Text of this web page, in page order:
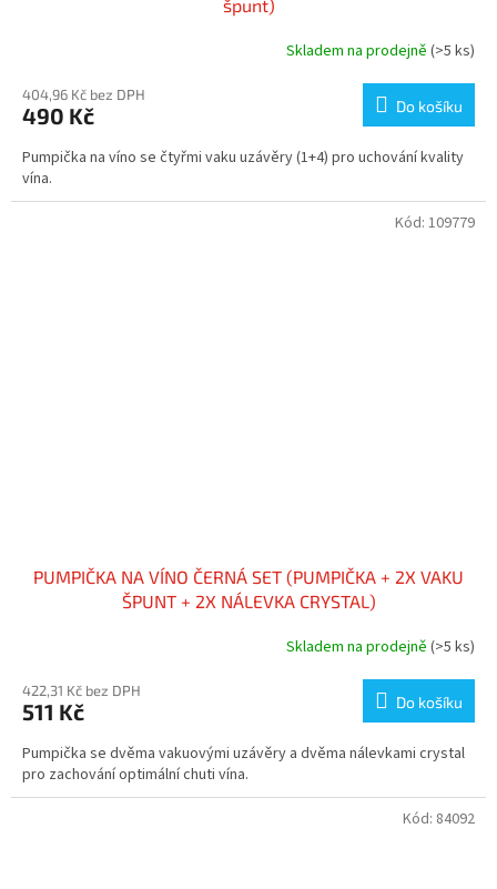
špunt)
Skladem na prodejně (>5 ks)
404,96 Kč bez DPH
490 Kč Do košíku
Pumpička na víno se čtyřmi vaku uzávěry (1+4) pro uchování kvality
vína.
PUMPIČKA NA VÍNO ČERNÁ SET (PUMPIČKA + 2X VAKU
ŠPUNT + 2X NÁLEVKA CRYSTAL)
Skladem na prodejně (>5 ks)
422,31 Kč bez DPH
511 Kč Do košíku
Pumpička se dvěma vakuovými uzávěry a dvěma nálevkami crystal
pro zachování optimální chuti vína.
Kód: 109779
Kód: 84092